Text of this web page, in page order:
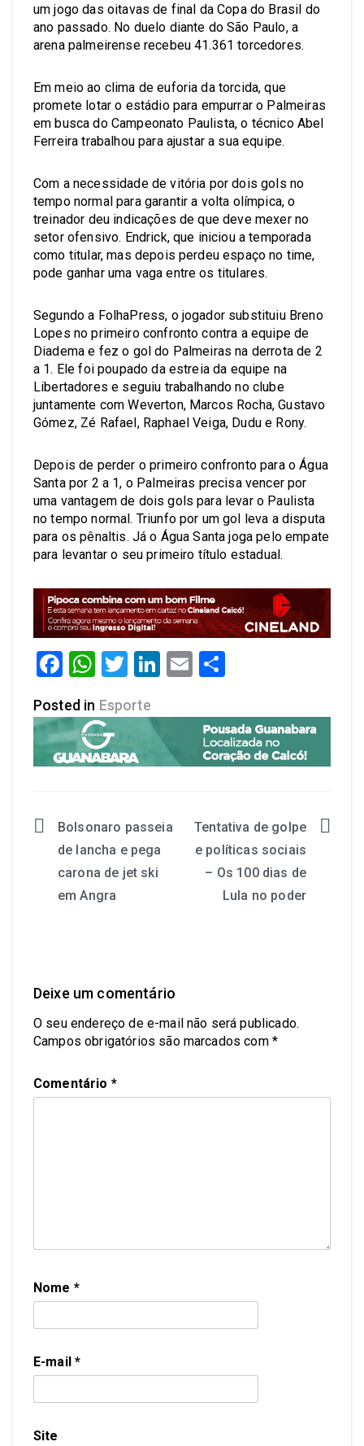
um jogo das oitavas de final da Copa do Brasil do
ano passado. No duelo diante do São Paulo, a
arena palmeirense recebeu 41.361 torcedores.
Em meio ao clima de euforia da torcida, que
promete lotar o estádio para empurrar o Palmeiras
em busca do Campeonato Paulista, o técnico Abel
Ferreira trabalhou para ajustar a sua equipe.
Com a necessidade de vitória por dois gols no
tempo normal para garantir a volta olímpica, o
treinador deu indicações de que deve mexer no
setor ofensivo. Endrick, que iniciou a temporada
como titular, mas depois perdeu espaço no time,
pode ganhar uma vaga entre os titulares.
Segundo a FolhaPress, o jogador substituiu Breno
Lopes no primeiro confronto contra a equipe de
Diadema e fez o gol do Palmeiras na derrota de 2
a 1. Ele foi poupado da estreia da equipe na
Libertadores e seguiu trabalhando no clube
juntamente com Weverton, Marcos Rocha, Gustavo
Gómez, Zé Rafael, Raphael Veiga, Dudu e Rony.
Depois de perder o primeiro confronto para o Água
Santa por 2 a 1, o Palmeiras precisa vencer por
uma vantagem de dois gols para levar o Paulista
no tempo normal. Triunfo por um gol leva a disputa
para os pênaltis. Já o Água Santa joga pelo empate
para levantar o seu primeiro título estadual.
Facebook
WhatsApp
Twitter
LinkedIn
Email
Posted in Esporte
Bolsonaro passeia
de lancha e pega
carona de jet ski
em Angra
Tentativa de golpe
e políticas sociais
– Os 100 dias de
Lula no poder
Deixe um comentário
O seu endereço de e-mail não será publicado.
Campos obrigatórios são marcados com *
Comentário *
Nome *
E-mail*
Site